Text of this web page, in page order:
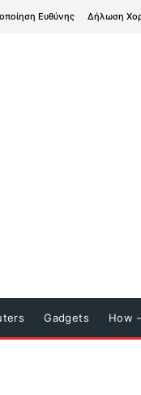
Ευθύνης Δήλωση
Gadgets How